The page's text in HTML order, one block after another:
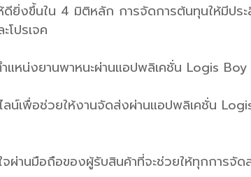
ขึ้นใน 4 มิติหลัก การจัดการต้นทุนให้มีประสิ
โปรเจค
หน่งยานพาหนะผ่านแอปพลิเคชั่น Logis Boy
น์เพื่อช่วยให้งานจัดส่งผ่านแอปพลิเคชั่น
จผ่านมือถือของผู้รับสินค้าที่จะช่วยให้ทุกการ